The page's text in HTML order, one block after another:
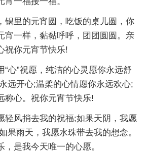
锅里的元宵圆，吃饭的桌儿圆，你
宵一样，黏黏呼呼，团团圆圆。亲
祝你元宵节快乐!
“心”祝愿，纯洁的心灵愿你永远舒
远开心;温柔的心情愿你永远欢心;
称心。祝你元宵节快乐!
轻风捎去我的祝福;如果天阴，我愿
果雨天，我愿水珠带去我的想念。
是我今天唯一的心愿。